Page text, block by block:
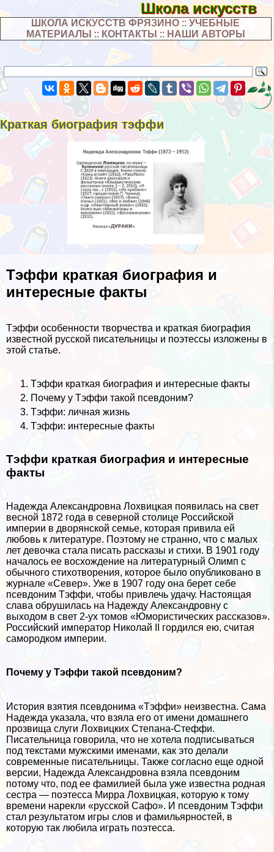
Школа искусств
ШКОЛА ИСКУССТВ ФРЯЗИНО ::УЧЕБНЫЕ
МАТЕРИАЛЫ :: КОНТАКТЫ :: НАШИ АВТОРЫ
Краткая биография тэффи
Тэффи краткая биография и
интересные факты
Тэффи особенности творчества и краткая биография
известной русской писательницы и поэтессы изложены в
этой статье.
Тэффи краткая биография и интересные факты
Почему у Тэффи такой псевдоним?
Тэффи: личная жизнь
Тэффи: интересные факты
Тэффи краткая биография и интересные
факты
Надежда Александровна Лохвицкая появилась на свет
весной 1872 года в северной столице Российской
империи в дворянской семье, которая привила ей
любовь к литературе. Поэтому не странно, что с малых
лет дeвoчка стала писать рассказы и стихи. В 1901 году
началось ее восхождение на литературный Олимп с
обычного стихотворения, которое было опубликовано в
журнале «Север». Уже в 1907 году она берет себе
псевдоним Тэффи, чтобы привлечь удачу. Настоящая
слава обрушилась на Надежду Александровну с
выходом в свет 2-ух томов «Юмористических рассказов».
Российский император Николай II гордился ею, считая
самородком империи.
Почему у Тэффи такой псевдоним?
История взятия псевдонима «Тэффи» неизвестна. Сама
Надежда указала, что взяла его от имени домашнего
прозвища слуги Лохвицких Степана-Стеффи.
Писательница говорила, что не хотела подписываться
под текстами мужскими именами, как это делали
современные писательницы. Также согласно еще одной
версии, Надежда Александровна взяла псевдоним
потому что, под ее фамилией была уже известна родная
сестра — поэтесса Мирра Лохвицкая, которую к тому
времени нарекли «русской Сафо». И псевдоним Тэффи
стал результатом игры слов и фамильярностей, в
которую так любила играть поэтесса.